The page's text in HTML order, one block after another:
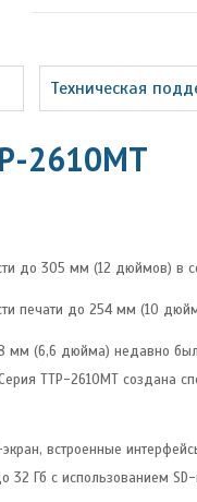
Техническая
2610MT
до 305 мм (12 дюймов) в
печати до 254 мм (10
(6,6 дюйма) недавно
TTP-2610MT создана
встроенные
Гб с использованием